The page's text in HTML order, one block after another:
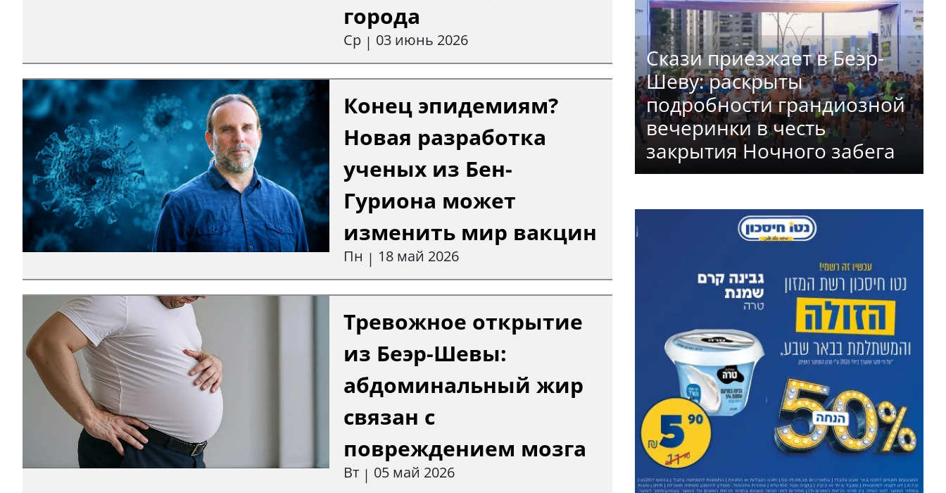
города
Ср | 03 июнь 2026
Конец эпидемиям?
Новая разработка
ученых из Бен-
Гуриона может
изменить мир вакцин
Пн | 18 май 2026
Тревожное открытие
из Беэр-Шевы:
абдоминальный жир
связан с
повреждением мозга
Вт| 05 май 2026
Скази приезжает в Беэр-
Шеву: раскрыты
подробности грандиозной
вечеринки в честь
закрытия Ночного забега